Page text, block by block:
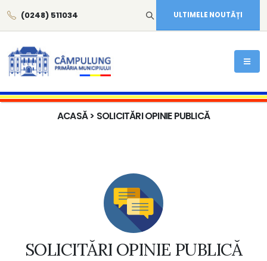
(0248) 511034 ULTIMELE NOUTĂȚI
ACASĂ> SOLICITĂRI OPINIE PUBLICĂ
SOLICITĂRI OPINIE PUBLICĂ